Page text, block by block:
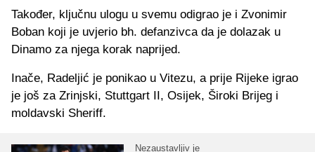
Također, ključnu ulogu u svemu odigrao je i Zvonimir
Boban koji je uvjerio bh. defanzivca da je dolazak u
Dinamo za njega korak naprijed.
Inače, Radeljić je ponikao u Vitezu, a prije Rijeke igrao
je još za Zrinjski, Stuttgart II, Osijek, Široki Brijeg i
moldavski Sheriff.
Nezaustavljiv je